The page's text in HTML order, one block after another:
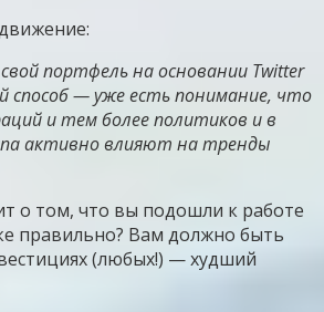
портфель на основании Twitter
— уже есть понимание, что
и тем более политиков и в
активно влияют на тренды
о том, что вы подошли к работе
правильно? Вам должно быть
(любых!) — худший